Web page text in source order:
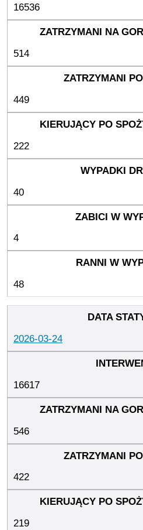
16536
514
449
222
40
4
48
2026-03-24
16617
546
422
219